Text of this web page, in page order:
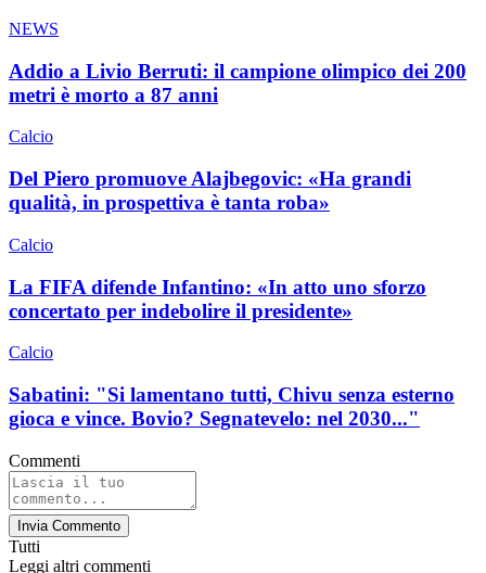
NEWS
Addio a Livio Berruti: il campione olimpico dei 200
metri è morto a 87 anni
Calcio
Del Piero promuove Alajbegovic: «Ha grandi
qualità, in prospettiva è tanta roba»
Calcio
La FIFA difende Infantino: «In atto uno sforzo
concertato per indebolire il presidente»
Calcio
Sabatini: "Si lamentano tutti, Chivu senza esterno
gioca e vince. Bovio? Segnatevelo: nel 2030..."
Commenti
Invia Commento
Tutti
Leggi altri commenti